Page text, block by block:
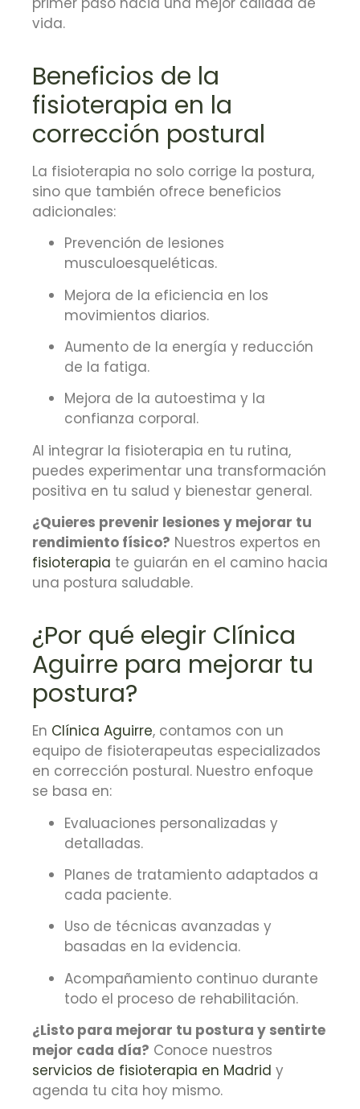
vida.
Beneficios de la
fisioterapia en la
corrección postural
La fisioterapia no solo corrige la postura,
sino que también ofrece beneficios
adicionales:
Prevención de lesiones
musculoesqueléticas.
Mejora de la eficiencia en los
movimientos diarios.
Aumento de la energía y reducción
de la fatiga.
Mejora de la autoestima y la
confianza corporal.
Al integrar la fisioterapia en tu rutina,
puedes experimentar una transformación
positiva en tu salud y bienestar general.
¿Quieres prevenir lesiones y mejorar tu
rendimiento físico? Nuestros expertos en
fisioterapia te guiarán en el camino hacia
una postura saludable.
¿Por qué elegir Clínica
Aguirre para mejorar tu
postura?
En Clínica Aguirre, contamos con un
equipo de fisioterapeutas especializados
en corrección postural. Nuestro enfoque
se basa en:
Evaluaciones personalizadas y
detalladas.
Planes de tratamiento adaptados a
cada paciente.
Uso de técnicas avanzadas y
basadas en la evidencia.
Acompañamiento continuo durante
todo el proceso de rehabilitación.
¿Listo para mejorar tu postura y sentirte
mejor cada día? Conoce nuestros
servicios de fisioterapia en Madrid y
agenda tu cita hoy mismo.